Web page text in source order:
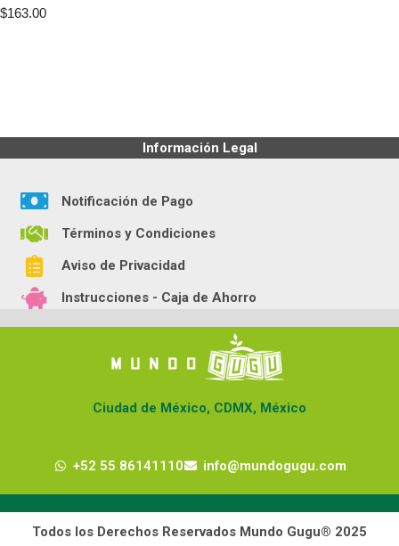
$163.00
Información Legal
Notificación de Pago
Términos y Condiciones
Aviso de Privacidad
Instrucciones - Caja de Ahorro
Ciudad de México, CDMX, México
+52 55 86141110 info@mundogugu.com
Todos los Derechos Reservados Mundo Gugu® 2025